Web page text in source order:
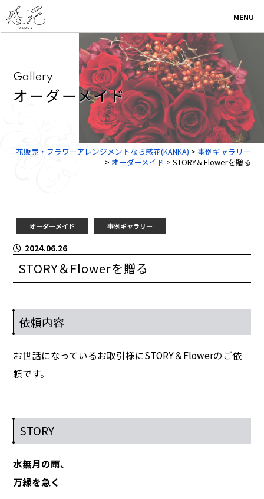
MENU
Ga lery
オーダー メイド
花販売・フラワーアレンジメントなら感花(KANKA) > 事例ギャラリー
> オーダーメイド > STORY＆Flowerを贈る
オーダーメイド 事例ギャラリー
2024.06.26
STORY＆Flowerを贈る
依頼内容
お世話になっているお取引様にSTORY＆Flowerのご依
頼です。
STORY
水無月の雨、
万緑を急く